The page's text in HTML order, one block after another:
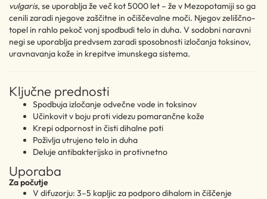
vulgaris, se uporablja že več kot 5000 let – že v Mezopotamiji so ga
cenili zaradi njegove zaščitne in očiščevalne moči. Njegov zeliščno-
topel in rahlo pekoč vonj spodbudi telo in duha. V sodobni naravni
negi se uporablja predvsem zaradi sposobnosti izločanja toksinov,
uravnavanja kože in krepitve imunskega sistema.
Ključne prednosti
Spodbuja izločanje odvečne vode in toksinov
Učinkovit v boju proti videzu pomarančne kože
Krepi odpornost in čisti dihalne poti
Poživlja utrujeno telo in duha
Deluje antibakterijsko in protivnetno
Uporaba
Za počutje
V difuzorju: 3–5 kapljic za podporo dihalom in čiščenje